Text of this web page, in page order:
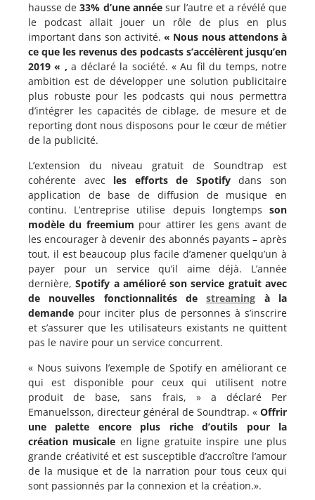
hausse de33% d’une annéesur l’autre et a révélé que
le podcast allait jouer un rôle de plus en plus
important dans son activité. « Nous nous attendons à
ce que les revenus des podcasts s’accélèrent jusqu’en
2019 « , a déclaré la société. « Au fil du temps, notre
ambition est de développer une solution publicitaire
plus robuste pour les podcasts qui nous permettra
d’intégrer les capacités de ciblage, de mesure et de
reporting dont nous disposons pour le cœur de métier
de la publicité.
L’extension du niveau gratuit de Soundtrap est
cohérente avec les efforts de Spotifydans son
application de base de diffusion de musique en
continu. L’entreprise utilise depuis longtemps son
modèle du freemium pour attirer les gens avant de
les encourager à devenir des abonnés payants – après
tout, il est beaucoup plus facile d’amener quelqu’un à
payer pour un service qu’il aime déjà. L’année
dernière,Spotify a amélioré son service gratuit avec
de nouvelles fonctionnalités destreaming à la
demande pour inciter plus de personnes à s’inscrire
et s’assurer que les utilisateurs existants ne quittent
pas le navire pour un service concurrent.
« Nous suivons l’exemple de Spotify en améliorant ce
qui est disponible pour ceux qui utilisent notre
produit de base, sans frais, » a déclaré Per
Emanuelsson, directeur général de Soundtrap. « Offrir
une palette encore plus riche d’outils pour la
création musicale en ligne gratuite inspire une plus
grande créativité et est susceptible d’accroître l’amour
de la musique et de la narration pour tous ceux qui
sont passionnés par la connexion et la création.».